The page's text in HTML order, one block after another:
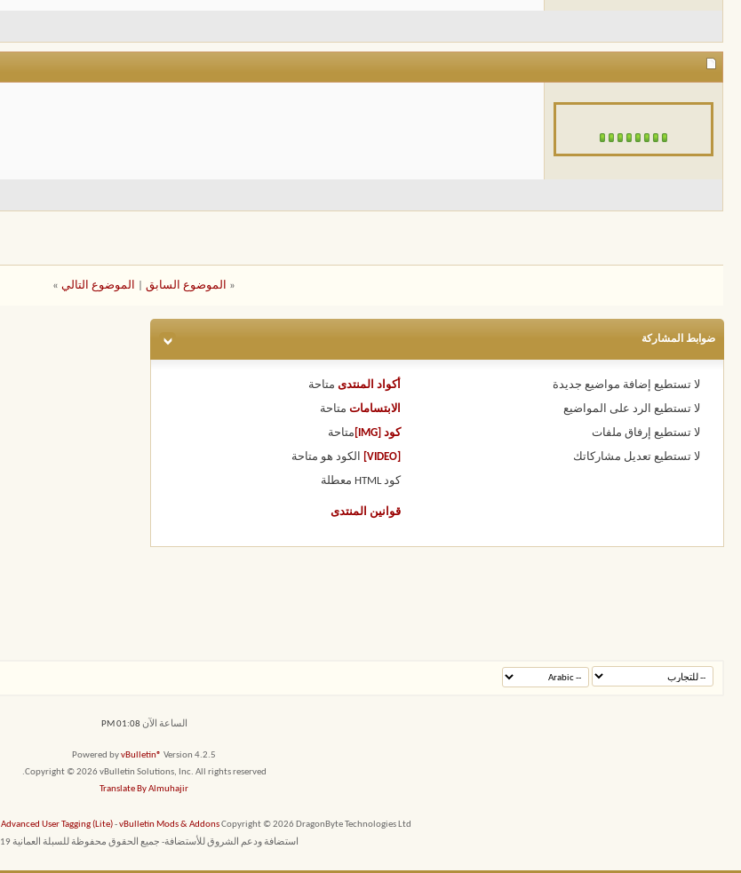
« الموضوع السابق الموضوع التالي »
ضوابط المشاركة
لا تستطيع إضافة مواضيع جديدة
لا تستطيع الرد على المواضيع
لا تستطيع إرفاق ملفات
لا تستطيع تعديل مشاركاتك
أكواد المنتدى متاحة
الابتسامات متاحة
كود [IMG] متاحة
[VIDEO] الكود هو متاحة
كود HTML معطلة
قوانين المنتدى
الساعة الآن 01:08 PM
Powered byvBulletin® Version 4.2.5
Copyright © 2026 vBulletin Solutions, Inc. All rights reserved.
Translate By Almuhajir
Advanced User Tagging (Lite)-vBulletin Mods & AddonsCopyright © 2026 DragonByte Technologies Ltd.
استضافة ودعم الشروق للأستضافة- جميع الحقوق محفوظة للسبلة العمانية 2019